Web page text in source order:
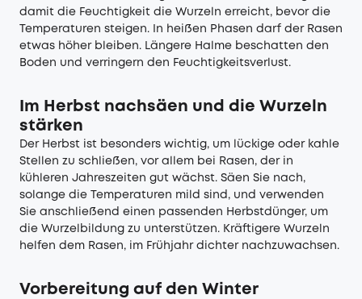
damit die Feuchtigkeit die Wurzeln erreicht, bevor die
Temperaturen steigen. In heißen Phasen darf der Rasen
etwas höher bleiben. Längere Halme beschatten den
Boden und verringern den Feuchtigkeitsverlust.
Im Herbst nachsäen und die Wurzeln
stärken
Der Herbst ist besonders wichtig, um lückige oder kahle
Stellen zu schließen, vor allem bei Rasen, der in
kühleren Jahreszeiten gut wächst. Säen Sie nach,
solange die Temperaturen mild sind, und verwenden
Sie anschließend einen passenden Herbstdünger, um
die Wurzelbildung zu unterstützen. Kräftigere Wurzeln
helfen dem Rasen, im Frühjahr dichter nachzuwachsen.
Vorbereitung auf den Winter